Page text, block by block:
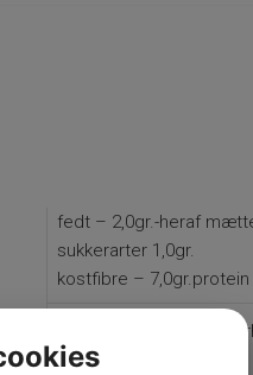
fedt – 2,0gr.-heraf
sukkerarter 1,0gr.
kostfibre – 7,0gr.protein
oprindelsesland: